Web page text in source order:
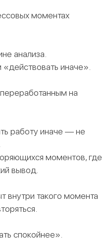
моментах
анализа.
иначе».
на
работу иначе — не
моментов, где
вывод.
внутри такого момента
спокойнее».